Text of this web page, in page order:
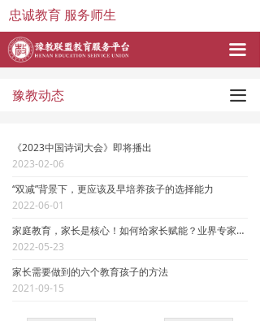
忠诚教育 服务师生
끀
豫教动态 끀
《2023中国诗词大会》即将播出
2023-02-06
“双减”背景下，更应该及早培养孩子的选择能力
2022-06-01
家庭教育，家长是核心！如何给家长赋能？业界专家这样建议……_腾讯新闻
2022-05-23
家长需要做到的六个教育孩子的方法
2021-09-15